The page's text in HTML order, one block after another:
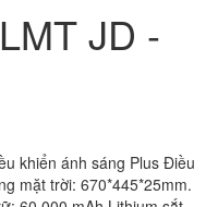
.( TH6)-8G-SSD256-
6300U .( TH6)-4G-
JD -
khiển ánh sáng Plus Điều
mặt trời: 670*445*25mm.